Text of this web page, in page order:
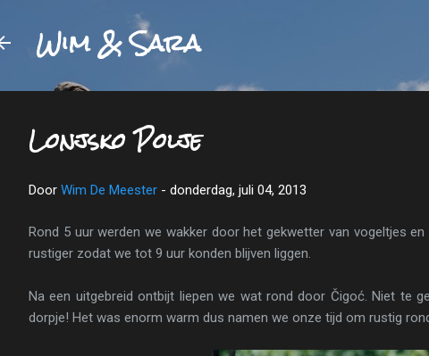
Wim & Sara
Lonjsko Polje
Door Wim De Meester - donderdag, juli 04, 2013
Rond 5 uur werden we wakker door het gekwetter van vogeltjes
rustiger zodat we tot 9 uur konden blijven liggen.
Na een uitgebreid ontbijt liepen we wat rond door Čigoć. Niet te
dorpje! Het was enorm warm dus namen we onze tijd om rustig